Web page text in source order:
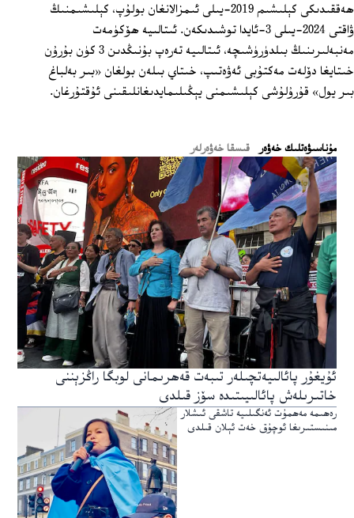
ھەققىدىكى كېلىشىم 2019-يىلى ئىمزالانغان بولۇپ، كېلىشىمنىڭ
ۋاقتى 2024-يىلى 3-ئايدا توشىدىكەن. ئىتالىيە ھۆكۈمەت
مەنبەلىرىنىڭ بىلدۈرۈشىچە، ئىتالىيە تەرەپ بۇنىڭدىن 3 كۈن بۇرۇن
خىتايغا دۆلەت مەكتۇبى ئەۋەتىپ، خىتاي بىلەن بولغان «بىر بەلباغ
بىر يول» قۇرۇلۇشى كېلىشىمنى يېڭىلىمايدىغانلىقىنى ئۇقتۇرغان.
ﻣﯘﻧﺎﺳﯩﯟﻩﺗﻠﯩﻚ ﺧﻪﯞﻩﺭ قىسقا خەۋەرلەر
ئۇيغۇر پائالىيەتچىلەر تىبەت قەھرىمانى لوبگا راڭزېننى
خاتىرىلەش پائالىيىتىدە سۆز قىلدى
رەھىمە مەھمۇت ئەنگىلىيە تاشقى ئىشلار
مىنىستىرىغا ئوچۇق خەت ئېلان قىلدى